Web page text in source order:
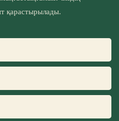
қарастырылады.